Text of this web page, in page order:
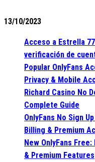
13/10/2023
Acceso a Estrella
verificación de
Popular OnlyFans
Privacy & Mobile
Richard Casino No
Complete Guide
OnlyFans No Sign
Billing & Premium
New OnlyFans
& Premium Features